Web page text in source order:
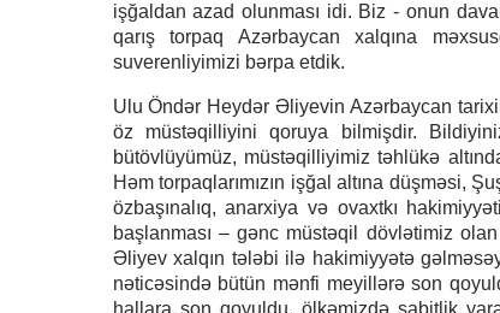
işğaldan azad olunması idi. Biz - onun
qarış torpaq Azərbaycan xalqına
suverenliyimizi bərpa etdik.
Ulu Öndər Heydər Əliyevin Azərbaycan
öz müstəqilliyini qoruya bilmişdir.
bütövlüyümüz, müstəqilliyimiz təhlükə
Həm torpaqlarımızın işğal altına düşməsi,
özbaşınalıq, anarxiya və ovaxtkı
başlanması – gənc müstəqil dövlətimiz
Əliyev xalqın tələbi ilə hakimiyyətə
nəticəsində bütün mənfi meyillərə son
hallara son qoyuldu, ölkəmizdə sabitlik